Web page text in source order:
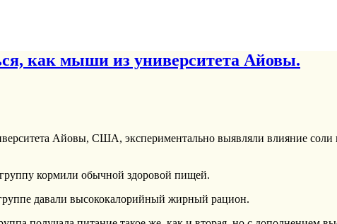
как мыши из университета Айовы.
Айовы, США, экспериментально выявляли влияние соли
кормили обычной здоровой пищей.
давали высококалорийный жирный рацион.